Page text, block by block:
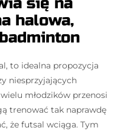
halowa,
to idealna propozycja
niesprzyjających
młodzików przenosi
trenować tak naprawdę
że futsal wciąga. Tym